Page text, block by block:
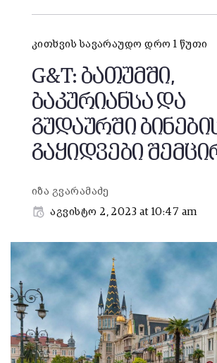
კითხვის სავარაუდო დრო 1 წუთი
G&T: ბათუმში,
ბაკურიანსა და
გუდაურში
გაყიდვები
იზა გვარამაძე
აგვისტო 2, 2023 at 10:47 am